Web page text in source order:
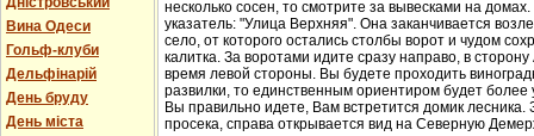
Вина Одеси
Гольф-клуби
Дельфінарій
День бруду
День міста
несколько сосен, то смотрите за вывесками на
указатель: "Улица Верхняя". Она заканчивается
село, от которого остались столбы ворот и чудом
калитка. За воротами идите сразу направо, в
время левой стороны. Вы будете проходить
развилки, то единственным ориентиром будет более
Вы правильно идете, Вам встретится домик лесника.
просека, справа открывается вид на Северную